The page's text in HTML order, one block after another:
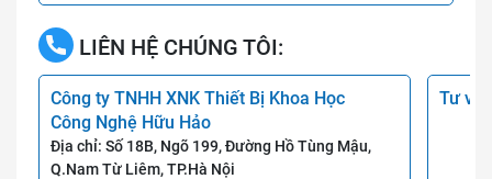
LIÊN HỆ CHÚNG TÔI:
Công ty TNHH XNK Thiết Bị Khoa Học
Công Nghệ Hữu Hảo
Địa chỉ: Số 18B, Ngõ 199, Đường Hồ Tùng Mậu,
Q.Nam Từ Liêm, TP.Hà Nội
Tư